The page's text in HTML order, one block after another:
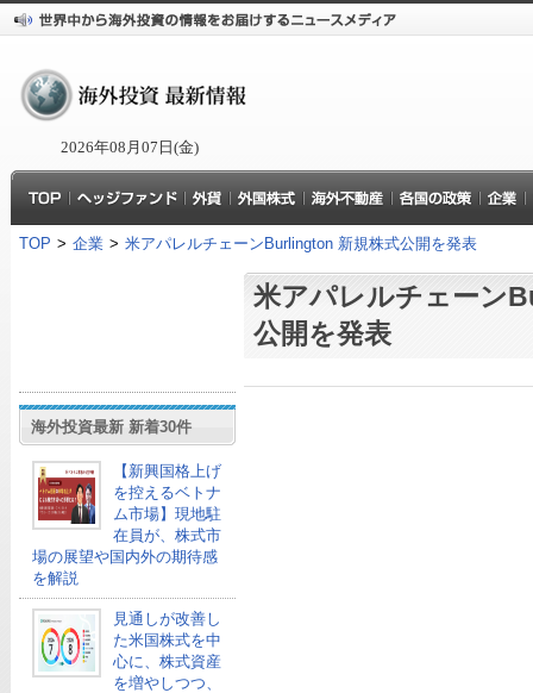
2026年08月07日(金)
TOP > 企業 > 米アパレルチェーンBurlington 新規株式公開を発表
海外投資最新 新着30件
【新興国格上げ
を控えるベトナ
ム市場】現地駐
在員が、株式市
場の展望や国内外の期待感
を解説
見通しが改善し
た米国株式を中
心に、株式資産
を増やしつつ、
米アパレルチェーン
公開を発表